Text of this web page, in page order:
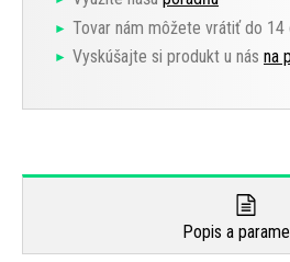
Tovar nám môžete vrátiť do 14
Vyskúšajte si produkt u nás na
Popis a